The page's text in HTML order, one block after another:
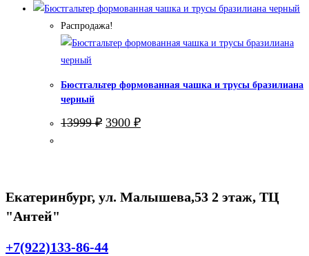
11900 ₽.
Распродажа!
Бюстгальтер формованная чашка и трусы бразилиана
черный
13999₽ Первоначальная
цена
3900 ₽Текущая
цена:
Екатеринбург, ул. Малышева,53 2 этаж, ТЦ
"Антей"
+7(922)133-86-44